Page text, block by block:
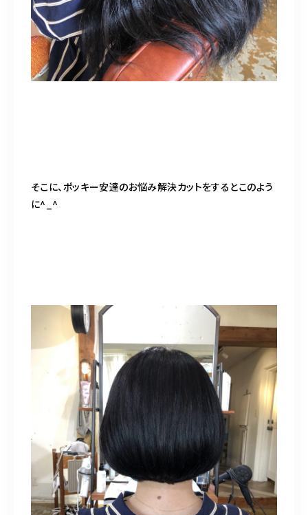
そこに、ポッキー安達のお悩み解決カットをするとこのよう
に^_^